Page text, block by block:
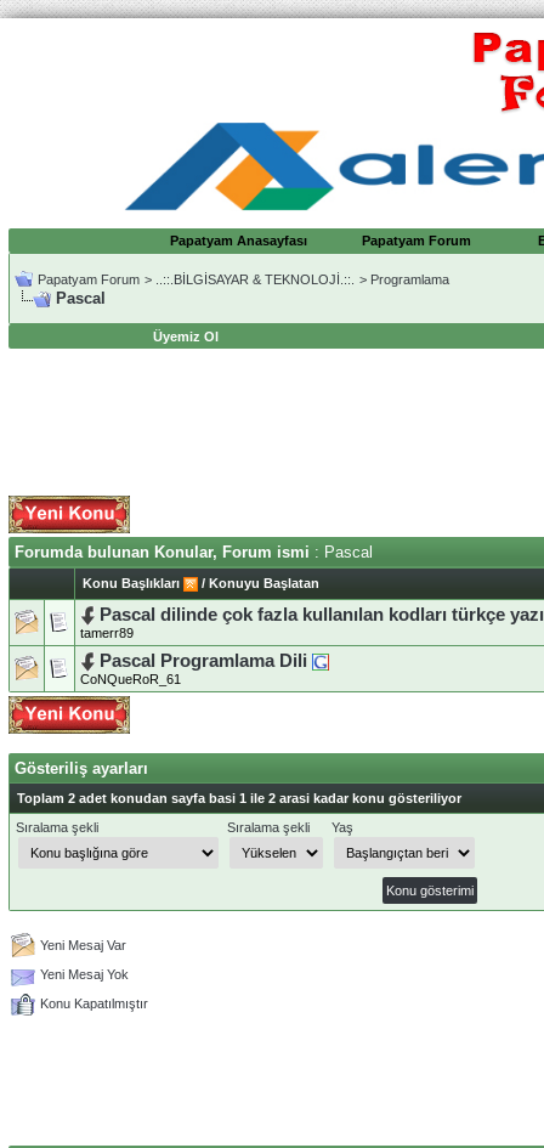
Papatyam Anasayfası Papatyam Forum
Papatyam Forum > ..::.BİLGİSAYAR & TEKNOLOJİ.::. > Programlama
Pascal
Üyemiz Ol
Forumda bulunan Konular, Forum ismi : Pascal
Konu Başlıkları / Konuyu Başlatan
Pascal dilinde çok fazla kullanılan kodları türkçe
tamerr89
Pascal Programlama Dili
CoNQueRoR_61
Gösteriliş ayarları
Toplam 2 adet konudan sayfa basi 1 ile 2 arasi kadar konu gösteriliyor
Sıralama şekli
Sıralama şekli Yaş
Yeni Mesaj Var
Yeni Mesaj Yok
Konu Kapatılmıştır